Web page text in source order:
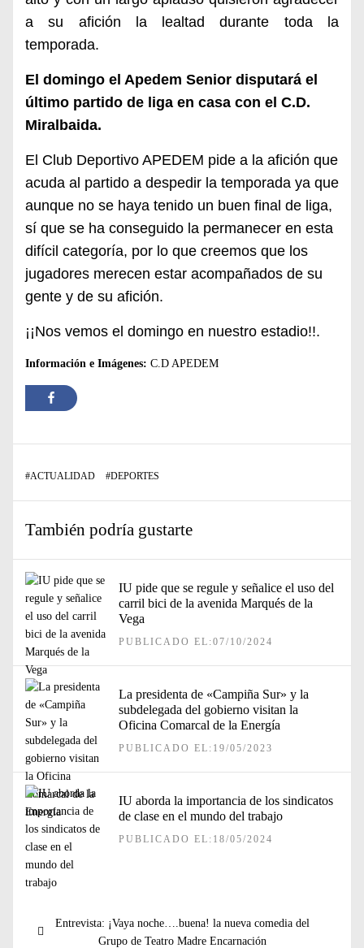
a su afición la lealtad durante toda la
temporada.
El domingo el Apedem Senior disputará el
último partido de liga en casa con el C.D.
Miralbaida.
El Club Deportivo APEDEM pide a la afición que
acuda al partido a despedir la temporada ya que
aunque no se haya tenido un buen final de liga,
sí que se ha conseguido la permanecer en esta
difícil categoría, por lo que creemos que los
jugadores merecen estar acompañados de su
gente y de su afición.
¡¡Nos vemos el domingo en nuestro estadio!!.
Información e Imágenes: C.D APEDEM
#ACTUALIDAD #DEPORTES
También podría gustarte
IU pide que se regule y señalice el uso del
carril bici de la avenida Marqués de la
Vega
PUBLICADO EL:07/10/2024
La presidenta de «Campiña Sur» y la
subdelegada del gobierno visitan la
Oficina Comarcal de la Energía
PUBLICADO EL:19/05/2023
IU aborda la importancia de los sindicatos
de clase en el mundo del trabajo
PUBLICADO EL:18/05/2024
de
Entrada
Entrevista: ¡Vaya noche….buena! la nueva comedia del
Grupo de Teatro Madre Encarnación